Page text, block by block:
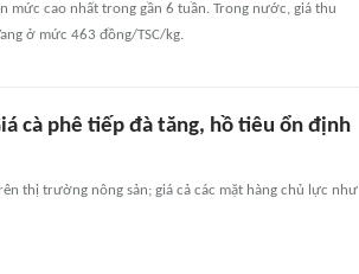
mức cao nhất trong gần 6 tuần. Trong nước, giá thu
ở mức 463 đồng/TSC/kg.
cà phê tiếp đà tăng, hồ tiêu ổn định
thị trường nông sản; giá cả các mặt hàng chủ lực như